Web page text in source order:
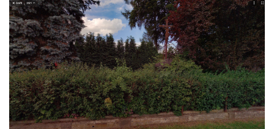
Kříž na návsi v Bukolu
Centrální kříž hřbitova v Hrobčicích
Kříž u silnice z Chouče do Mirošovic
Centrální kříž hřbitova v Chouči
Kříž na rozcestí v Záluží
Kříž v ulici V Zátiší v Dobříni
Boží muka u domu čp. 392 na rohu ulic Na